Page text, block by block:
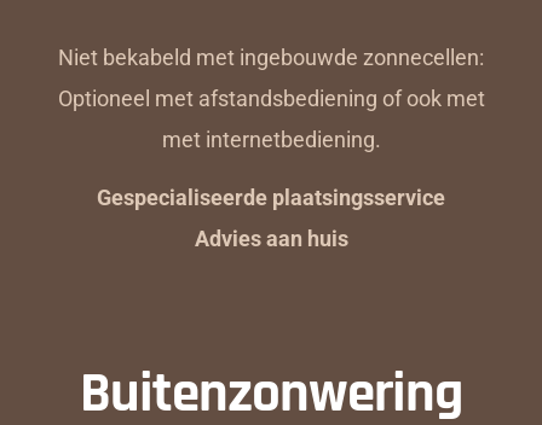
Niet bekabeld met ingebouwde zonnecellen:
Optioneel met afstandsbediening of ook met
met internetbediening.
Gespecialiseerde plaatsingsservice
Advies aan huis
Buitenzonwering